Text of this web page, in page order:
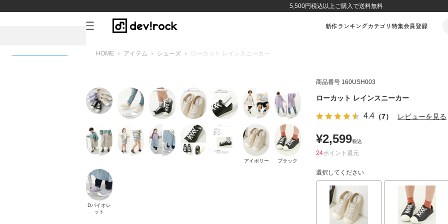
5,500円税込以上ご購入で送料無料
新作ランキングカテゴリ特集会員登録
HOME アイテム シューズ ローカット レインスニーカー
アイボリー ブラック
Dバイオレ
ット
商品番号 160USH003
ローカット レインスニーカー
4.4 （7） レビューを見る
¥2,599税込
24ポイント
選択してください